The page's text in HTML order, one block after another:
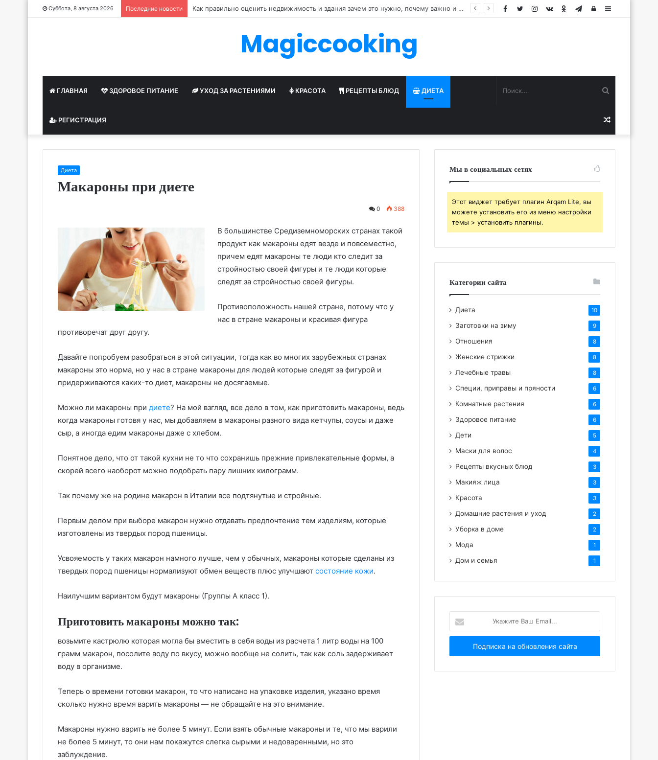
Суббота, 8 августа 2026 Последние новости Как приготовить аутентичную пиццу Маринара с мукой тип 00 Sidebar
Авторизация
Telegram
Одноклассники
vk.com
Instagram
Twitter
Facebook
Magiccooking
ГЛАВНАЯ ЗДОРОВОЕ ПИТАНИЕ УХОД ЗА РАСТЕНИЯМИ КРАСОТА РЕЦЕПТЫ БЛЮД ДИЕТА
РЕГИСТРАЦИЯ Случайная
статья
Диета
Макароны при диете
0 388
В большинстве Средиземноморских странах такой
продукт как макароны едят везде и повсеместно,
причем едят макароны те люди кто следит за
стройностью своей фигуры и те люди которые
следят за стройностью своей фигуры.
Противоположность нашей стране, потому что у
нас в стране макароны и красивая фигура
противоречат друг другу.
Давайте попробуем разобраться в этой ситуации, тогда как во многих зарубежных странах
макароны это норма, но у нас в стране макароны для людей которые следят за фигурой и
придерживаются каких-то диет, макароны не досягаемые.
Можно ли макароны при диете? На мой взгляд, все дело в том, как приготовить макароны, ведь
когда макароны готовя у нас, мы добавляем в макароны разного вида кетчупы, соусы и даже
сыр, а иногда едим макароны даже с хлебом.
Понятное дело, что от такой кухни не то что сохранишь прежние привлекательные формы, а
скорей всего наоборот можно подобрать пару лишних килограмм.
Так почему же на родине макарон в Италии все подтянутые и стройные.
Первым делом при выборе макарон нужно отдавать предпочтение тем изделиям, которые
изготовлены из твердых пород пшеницы.
Усвояемость у таких макарон намного лучше, чем у обычных, макароны которые сделаны из
твердых пород пшеницы нормализуют обмен веществ плюс улучшают состояние кожи.
Наилучшим вариантом будут макароны (Группы А класс 1).
Приготовить макароны можно так:
возьмите кастрюлю которая могла бы вместить в себя воды из расчета 1 литр воды на 100
грамм макарон, посолите воду по вкусу, можно вообще не солить, так как соль задерживает
воду в организме.
Теперь о времени готовки макарон, то что написано на упаковке изделия, указано время
сколько нужно время варить макароны — не обращайте на это внимание.
Макароны нужно варить не более 5 минут. Если взять обычные макароны и те, что мы варили
не более 5 минут, то они нам покажутся слегка сырыми и недоваренными, но это
заблуждение.
Мы в социальных сетях
Этот виджет требует плагин Arqam Lite, вы
можете установить его из меню настройки
темы > установить плагины.
Категории сайта
Диета 10
Заготовки на зиму 9
Отношения 8
Женские стрижки 8
Лечебные травы 8
Специи, приправы и пряности 6
Комнатные растения 6
Здоровое питание 6
Дети 5
Маски для волос 4
Рецепты вкусных блюд 3
Макияж лица 3
Красота 3
Домашние растения и уход 2
Уборка в доме 2
Мода 1
Дом и семья 1
Ваш
Email...